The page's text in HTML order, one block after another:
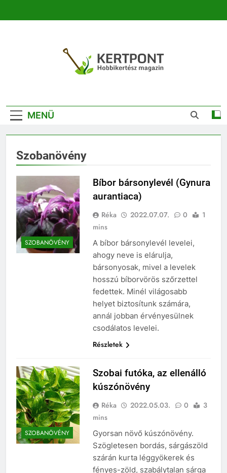
Kertészeti
Magazin |
Növénykereső És
Növényhatározó
MENÜ
Szobanövény
SZOBANÖVÉNY
Bíbor bársonylevél (Gynura
aurantiaca)
Réka 2022.07.07. 0
1
mins
A bíbor bársonylevél levelei,
ahogy neve is elárulja,
bársonyosak, mivel a levelek
hosszú bíborvörös szőrzettel
fedettek. Minél világosabb
helyet biztosítunk számára,
annál jobban érvényesülnek
csodálatos levelei.
Részletek
SZOBANÖVÉNY
Szobai futóka, az ellenálló
kúszónövény
Réka 2022.05.03. 0
3
mins
Gyorsan növő kúszónövény.
Szögletesen bordás, sárgászöld
szárán kurta léggyökerek és
fényes-zöld, szabálytalan sárga